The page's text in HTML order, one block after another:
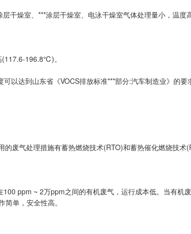
干燥室、***涂层干燥室、电泳干燥室气体处理量小，温度
(117.6-196.8℃)。
达到山东省《VOCS排放标准***部分:汽车制造业》的要
废气处理措施有蓄热燃烧技术(RTO)和蓄热催化燃烧技术
ppm ~ 2万ppm之间的有机废气，运行成本低。当有机
单，安全性高。